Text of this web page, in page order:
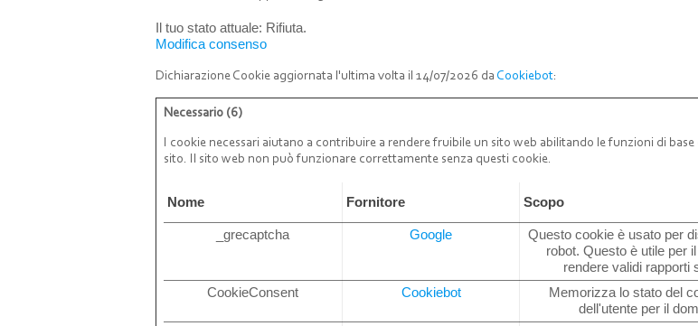
Il tuo stato attuale: Rifiuta.
Modifica consenso
Dichiarazione Cookie aggiornata l'ultima volta il 14/07/2026 da Cookiebot:
Necessario (6)
I cookie necessari aiutano a contribuire a rendere fruibile un sito web abilitando le funzioni di
sito. Il sito web non può funzionare correttamente senza questi cookie.
Nome Fornitore Scopo
_grecaptcha Google
Questo cookie è usato per
robot. Questo è utile per
rendere validi rapporti
CookieConsent Cookiebot
Memorizza lo stato del
dell'utente per il